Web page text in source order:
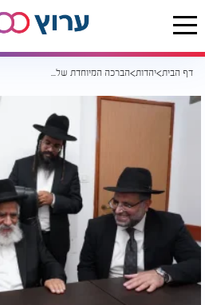
דף הבית יהדות הברכה המיוחדת של הרב הגאון שלמה מחפוד שליט"א